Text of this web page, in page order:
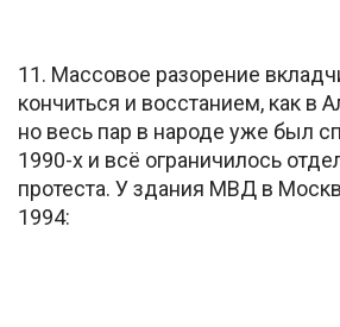
11. Массовое разорение
кончиться и восстанием, как в
но весь пар в народе уже был
1990-х и всё ограничилось
протеста. У здания МВД в
1994: